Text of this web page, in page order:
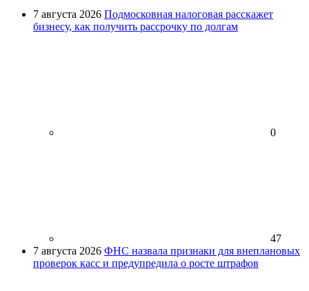
7 августа 2026 Подмосковная налоговая расскажет
бизнесу, как получить рассрочку по долгам
0
47
7 августа 2026 ФНС назвала признаки для внеплановых
проверок касс и предупредила о росте штрафов